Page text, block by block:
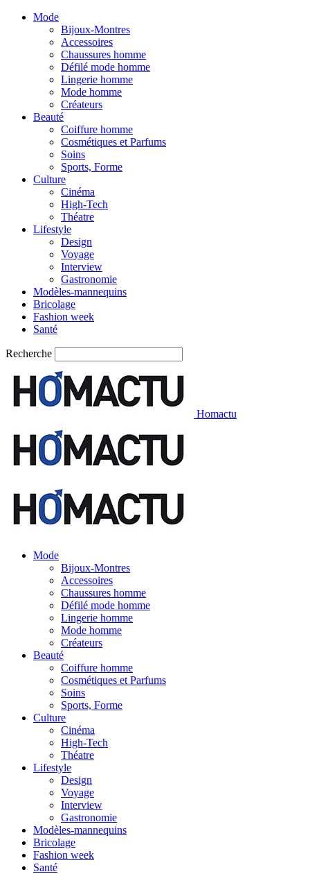
Mode
Bijoux-Montres
Accessoires
Chaussures homme
Défilé mode homme
Lingerie homme
Mode homme
Créateurs
Beauté
Coiffure homme
Cosmétiques et Parfums
Soins
Sports, Forme
Culture
Cinéma
High-Tech
Théatre
Lifestyle
Design
Voyage
Interview
Gastronomie
Modèles-mannequins
Bricolage
Fashion week
Santé
Recherche
Homactu
Mode
Bijoux-Montres
Accessoires
Chaussures homme
Défilé mode homme
Lingerie homme
Mode homme
Créateurs
Beauté
Coiffure homme
Cosmétiques et Parfums
Soins
Sports, Forme
Culture
Cinéma
High-Tech
Théatre
Lifestyle
Design
Voyage
Interview
Gastronomie
Modèles-mannequins
Bricolage
Fashion week
Santé